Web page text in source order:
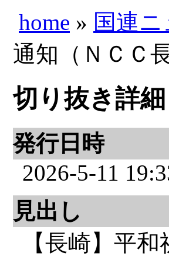
home » 国連
通知（ＮＣＣ
切り抜き詳細
発行日時
2026-5-11
見出し
【長崎】平